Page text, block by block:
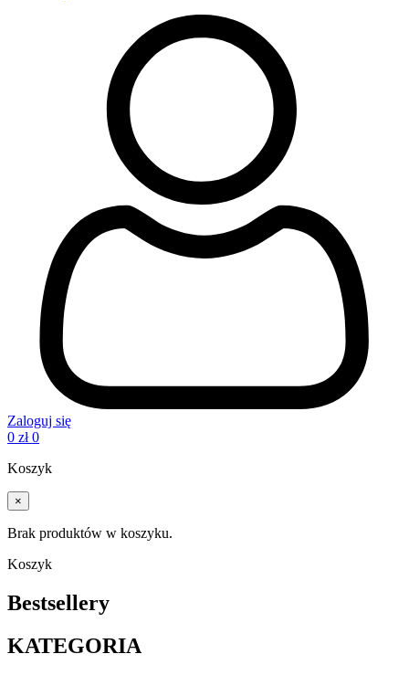
Zaloguj się
0 zł 0
Koszyk
×
Brak produktów w koszyku.
Koszyk
Bestsellery
KATEGORIA